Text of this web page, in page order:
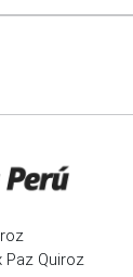
Paz Quiroz